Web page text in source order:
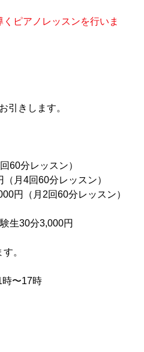
ピアノレッスンを行いま
引きします。
60分レッスン）
月4回60分レッスン）
円（月2回60分レッスン）
生30分3,000円
。
〜17時